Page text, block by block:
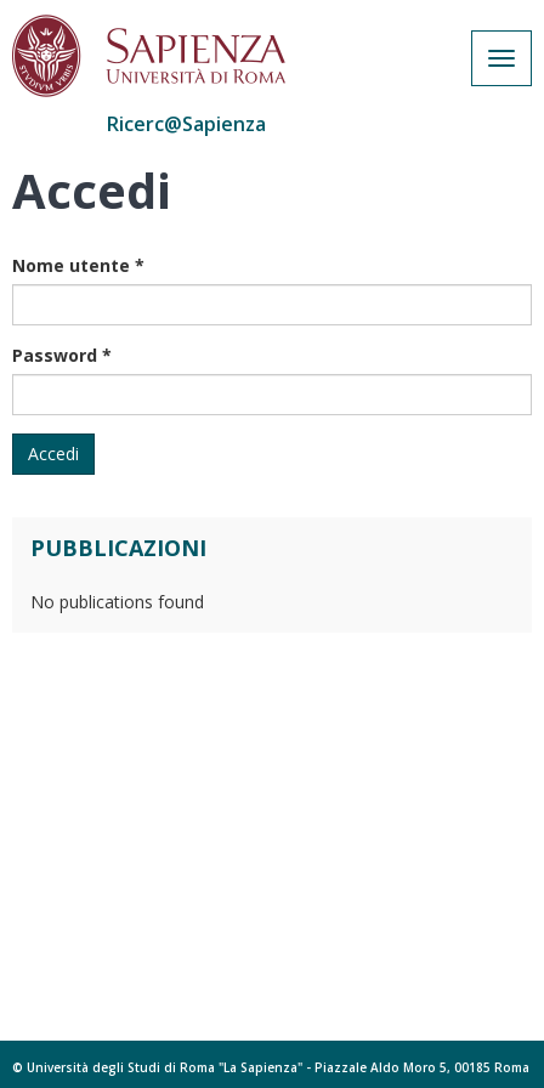
Salta
Ricerc@Sapienza
Accedi
Nome utente *
Password *
Accedi
PUBBLICAZIONI
No publications found
© Università degli Studi di Roma "La Sapienza" - Piazzale Aldo Moro 5, 00185 Roma